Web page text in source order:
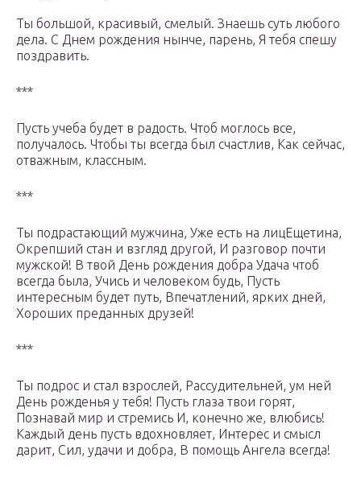
Ты большой, красивый, смелый. Знаешь суть любого
дела. С Днем рождения нынче, парень, Я тебя спешу
поздравить.
***
Пусть учеба будет в радость. Чтоб моглось все,
получалось. Чтобы ты всегда был счастлив, Как сейчас,
отважным, классным.
***
Ты подрастающий мужчина, Уже есть на лицЕщетина,
Окрепший стан и взгляд другой, И разговор почти
мужской! В твой День рождения добра Удача чтоб
всегда была, Учись и человеком будь, Пусть
интересным будет путь, Впечатлений, ярких дней,
Хороших преданных друзей!
***
Ты подрос и стал взрослей, Рассудительней, ум ней
День рожденья у тебя! Пусть глаза твои горят,
Познавай мир и стремись И, конечно же, влюбись!
Каждый день пусть вдохновляет, Интерес и смысл
дарит, Сил, удачи и добра, В помощь Ангела всегда!